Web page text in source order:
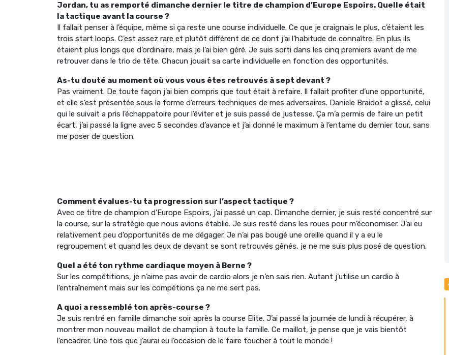
Jordan, tu as remporté dimanche dernier le titre de champion d’Europe Espoirs. Quelle était
la tactique avant la course ?
Il fallait penser à l’équipe, même si ça reste une course individuelle. Ce que je craignais le plus, c’étaient les
trois start loops. C’est assez rare et plutôt différent de ce dont j’ai l’habitude de connaître. En plus ils
étaient plus longs que d’ordinaire, mais je l’ai bien géré. Je suis sorti dans les cinq premiers avant de me
retrouver dans le trio de tête. Chacun jouait sa carte individuelle en fonction des opportunités.
As-tu douté au moment où vous vous êtes retrouvés à sept devant ?
Pas vraiment. De toute façon j’ai bien compris que tout était à refaire. Il fallait profiter d’une opportunité,
et elle s’est présentée sous la forme d’erreurs techniques de mes adversaires. Daniele Braidot a glissé, celui
qui le suivait a pris l’échappatoire pour l’éviter et je suis passé de justesse. Ça m’a permis de faire un petit
écart, j’ai passé la ligne avec 5 secondes d’avance et j’ai donné le maximum à l’entame du dernier tour, sans
me poser de question.
Comment évalues-tu ta progression sur l’aspect tactique ?
Avec ce titre de champion d’Europe Espoirs, j’ai passé un cap. Dimanche dernier, je suis resté concentré sur
la course, sur la stratégie que nous avions établie. Je suis resté dans les roues pour m’économiser. J’ai eu
relativement peu d’opportunités de me dégager. Je n’ai pas bougé une oreille quand il y a eu le
regroupement et quand les deux de devant se sont retrouvés gênés, je ne me suis plus posé de question.
Quel a été ton rythme cardiaque moyen à Berne ?
Sur les compétitions, je n’aime pas avoir de cardio alors je n’en sais rien. Autant j’utilise un cardio à
l’entraînement mais sur les compétions ça ne me sert pas.
A quoi a ressemblé ton après-course ?
Je suis rentré en famille dimanche soir après la course Elite. J’ai passé la journée de lundi à récupérer, à
montrer mon nouveau maillot de champion à toute la famille. Ce maillot, je pense que je vais bientôt
l’encadrer. Une fois que j’aurai eu l’occasion de le faire toucher à tout le monde !